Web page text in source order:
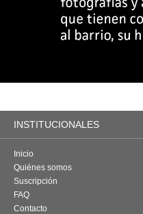
INSTITUCIONALES
Inicio
Quiénes somos
Suscripción
FAQ
Contacto